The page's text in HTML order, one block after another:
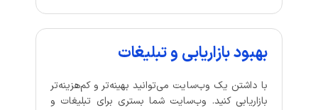
بهبود بازاریابی و تبلیغات
با داشتن یک وب‌سایت می‌توانید بهینه‌تر و کم‌هزینه‌تر
بازاریابی کنید. وب‌سایت شما بستری برای تبلیغات و